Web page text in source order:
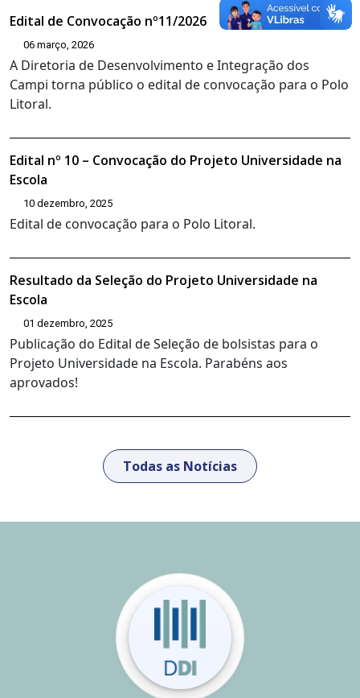
Edital de Convocação nº11/2026
06 março, 2026
A Diretoria de Desenvolvimento e Integração dos
Campi torna público o edital de convocação para o Polo
Litoral.
Edital nº 10 – Convocação do Projeto Universidade na
Escola
10 dezembro, 2025
Edital de convocação para o Polo Litoral.
Resultado da Seleção do Projeto Universidade na
Escola
01 dezembro, 2025
Publicação do Edital de Seleção de bolsistas para o
Projeto Universidade na Escola. Parabéns aos
aprovados!
Todas as Notícias